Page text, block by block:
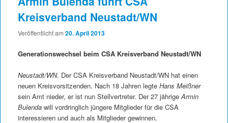
Kreisverband Neustadt/WN
Veröffentlicht am 20. April 2013
Generationswechsel beim CSA Kreisverband Neustadt/WN
Neustadt/WN. Der CSA Kreisverband Neustadt/WN hat einen
neuen Kreisvorsitzenden. Nach 18 Jahren legte Hans Meißner
sein Amt nieder, er ist nun Stellvertreter. Der 27 jährigeArmin
Bulendawill vordringlich jüngere Mitglieder für die CSA
interessieren und auch als Mitglieder gewinnen.